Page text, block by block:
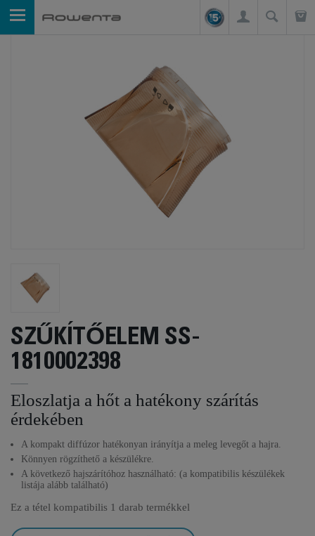
SZŰKÍTŐELEM SS-
1810002398
Eloszlatja a hőt a hatékony szárítás
érdekében
A kompakt diffúzor hatékonyan irányítja a meleg levegőt a hajra.
Könnyen rögzíthető a készülékre.
A következő hajszárítóhoz használható: (a kompatibilis készülékek
listája alább található)
Ez a tétel kompatibilis 1 darab termékkel